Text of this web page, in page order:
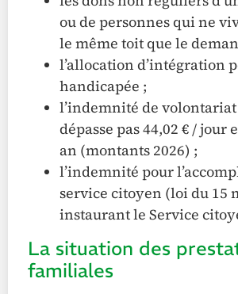
ou de personnes qui ne
le même toit que le
l’allocation d’intégration
handicapée ;
l’indemnité de
dépasse pas 44,02 € / jour
an (montants 2026) ;
l’indemnité pour
service citoyen (loi du 15
instaurant le Service
La situation des
familiales